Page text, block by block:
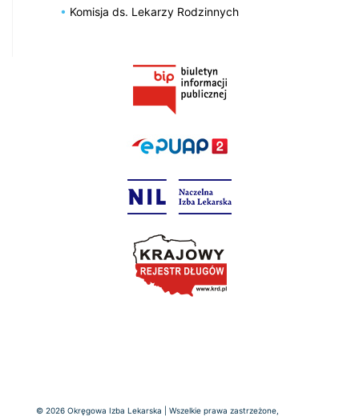
Komisja ds. Lekarzy Rodzinnych
© 2026 Okręgowa Izba Lekarska | Wszelkie prawa zastrzeżone,